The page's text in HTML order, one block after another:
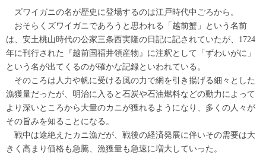
ズワイガニの名が歴史に登場するのは江戸時代中ごろから。
おそらくズワイガニであろうと思われる「越前蟹」という名前
は、安土桃山時代の公家三条西実隆の日記に記されていたが、1724
年に刊行された『越前国福井領産物』に注釈として「ずわいがに」
という名が出てくるのが確かな記録といわれている。
そのころは人力や帆に受ける風の力で網を引き揚げる細々とした
漁獲量だったが、明治に入ると石炭や石油燃料などの動力によって
より深いところから大量のカニが獲れるようになり、多くの人々が
その旨みを知ることになる。
戦中は途絶えたカニ漁だが、戦後の経済発展に伴いその需要は大
きく高まり価格も急騰、漁獲量も急速に増大していった。